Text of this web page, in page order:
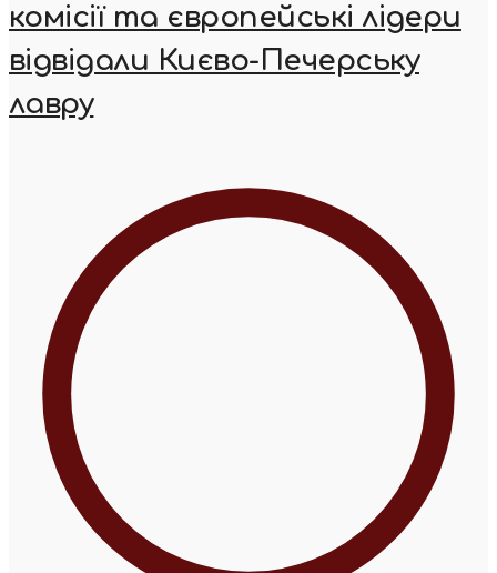
комісії та європейські лідери
відвідали Києво-Печерську
лавру